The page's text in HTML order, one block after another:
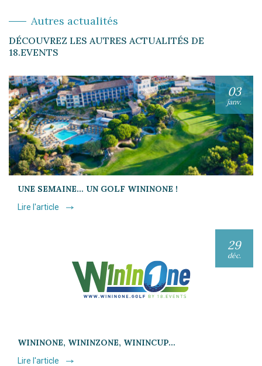
Autres actualités
DÉCOUVREZ LES AUTRES ACTUALITÉS DE
18.EVENTS
03
janv.
UNE SEMAINE… UN GOLF WININONE !
Lire l'article
29
déc.
WININONE, WININZONE, WININCUP…
Lire l'article